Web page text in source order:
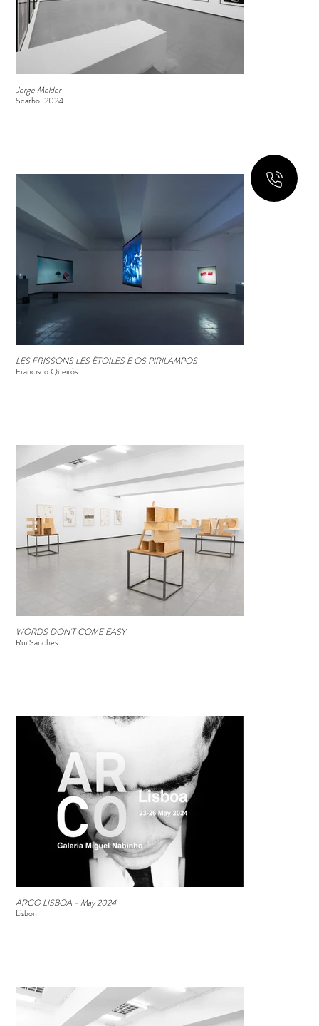
Jorge Molder
Scarbo, 2024
LES FRISSONS LES ÉTOILES E OS PIRILAMPOS
Francisco Queirós
WORDS DON'T COME EASY
Rui Sanches
ARCO LISBOA - May 2024
Lisbon